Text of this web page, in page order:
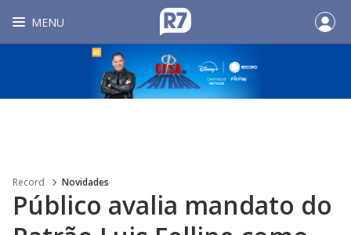
MENU
Record Novidades
Público avalia mandato do